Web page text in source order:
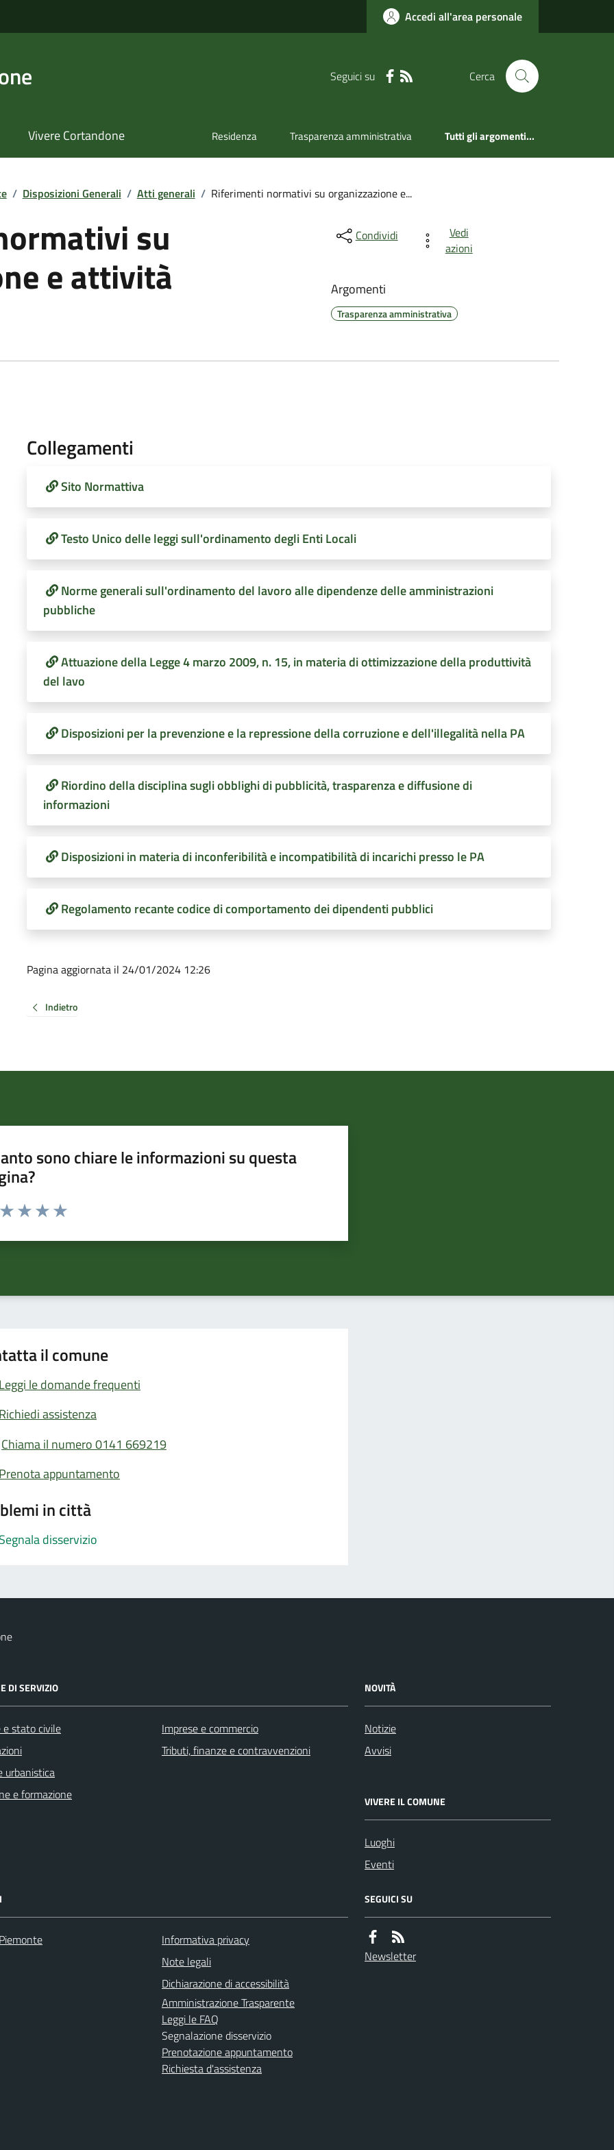
Accedi all'area personale
Seguici su Cerca
Vivere Cortandone Residenza Trasparenza amministrativa Tutti gli argomenti...
/ Disposizioni Generali / Atti generali / Riferimenti normativi su organizzazione e...
su
e attività
Condividi
Vedi
azioni
Argomenti
Trasparenza amministrativa
Collegamenti
Sito Normattiva
Testo Unico delle leggi sull'ordinamento degli Enti Locali
Norme generali sull'ordinamento del lavoro alle dipendenze delle amministrazioni
pubbliche
Attuazione della Legge 4 marzo 2009, n. 15, in materia di ottimizzazione della produttività
del lavo
Disposizioni per la prevenzione e la repressione della corruzione e dell'illegalità nella PA
Riordino della disciplina sugli obblighi di pubblicità, trasparenza e diffusione di
informazioni
Disposizioni in materia di inconferibilità e incompatibilità di incarichi presso le PA
Regolamento recante codice di comportamento dei dipendenti pubblici
Pagina aggiornata il 24/01/2024 12:26
Indietro
sono chiare le informazioni su questa
da 1 a 5 stelle la pagina
il comune
Leggi le domande frequenti
Richiedi assistenza
Chiama il numero 0141 669219
Prenota appuntamento
in città
Segnala disservizio
DI SERVIZIO
e stato civile
urbanistica
e formazione
Imprese e commercio
Tributi, finanze e contravvenzioni
NOVITÀ
Notizie
Avvisi
VIVERE IL COMUNE
Luoghi
Eventi
Informativa privacy
Note legali
Dichiarazione di accessibilità
Amministrazione Trasparente
Leggi le FAQ
Segnalazione disservizio
Prenotazione appuntamento
Richiesta d'assistenza
SEGUICI SU
Newsletter